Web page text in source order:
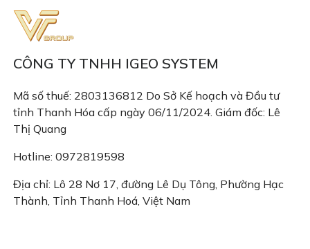
CÔNG TY TNHH IGEO SYSTEM
Mã số thuế: 2803136812 Do Sở Kế hoạch và Đầu tư
tỉnh Thanh Hóa cấp ngày 06/11/2024. Giám đốc: Lê
Thị Quang
Hotline: 0972819598
Địa chỉ: Lô 28 Nơ 17, đường Lê Dụ Tông, Phường Hạc
Thành, Tỉnh Thanh Hoá, Việt Nam